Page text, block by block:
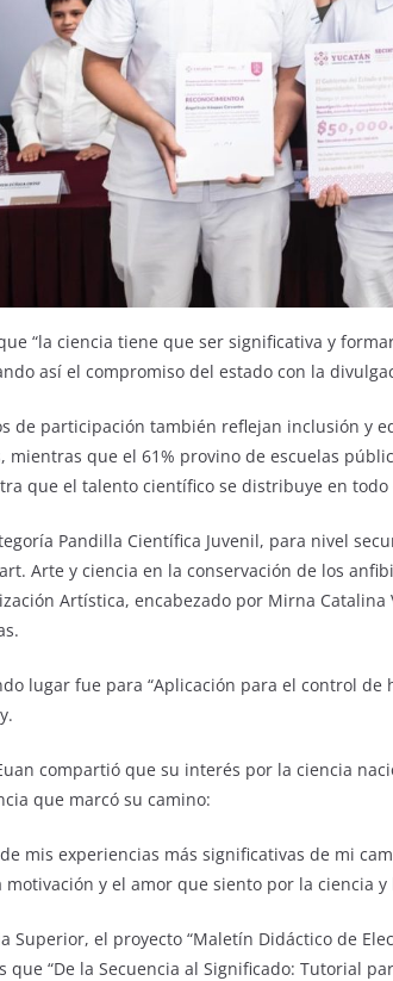
“la ciencia tiene que ser significativa y
así el compromiso del estado con la
de participación también reflejan inclusión y
mientras que el 61% provino de escuelas
que el talento científico se distribuye en
Pandilla Científica Juvenil, para nivel
Arte y ciencia en la conservación de los
Artística, encabezado por Mirna
lugar fue para “Aplicación para el control
compartió que su interés por la ciencia
que marcó su camino:
de mis experiencias más significativas de mi
motivación y el amor que siento por la ciencia y
Superior, el proyecto “Maletín Didáctico de
que “De la Secuencia al Significado: Tutorial